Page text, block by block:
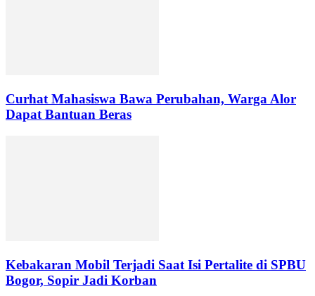
Curhat Mahasiswa Bawa Perubahan, Warga Alor
Dapat Bantuan Beras
Kebakaran Mobil Terjadi Saat Isi Pertalite di SPBU
Bogor, Sopir Jadi Korban